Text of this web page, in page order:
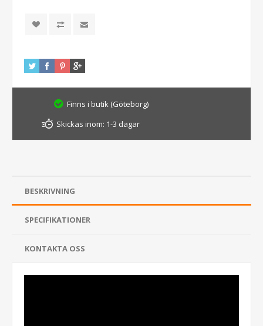
Finns i butik (Göteborg)
Skickas inom: 1-3 dagar
BESKRIVNING
SPECIFIKATIONER
KONTAKTA OSS